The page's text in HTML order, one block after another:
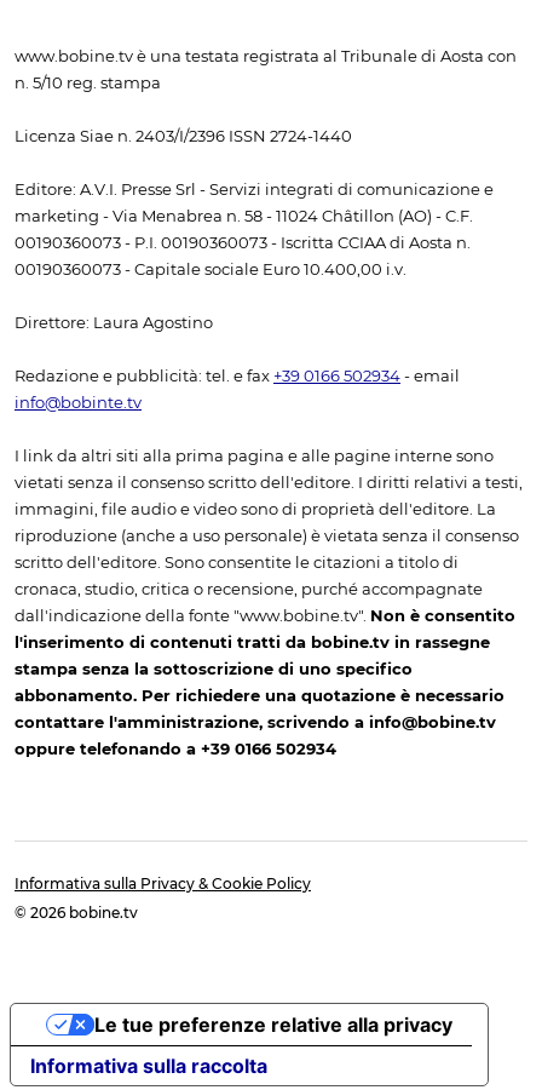
www.bobine.tv è una testata registrata al Tribunale di Aosta con
n. 5/10 reg. stampa
Licenza Siae n. 2403/I/2396 ISSN 2724-1440
Editore: A.V.I. Presse Srl - Servizi integrati di comunicazione e
marketing - Via Menabrea n. 58 - 11024 Châtillon (AO) - C.F.
00190360073 - P.I. 00190360073 - Iscritta CCIAA di Aosta n.
00190360073 - Capitale sociale Euro 10.400,00 i.v.
Direttore: Laura Agostino
Redazione e pubblicità: tel. e fax +39 0166 502934 - email
info@bobinte.tv
I link da altri siti alla prima pagina e alle pagine interne sono
vietati senza il consenso scritto dell'editore. I diritti relativi a testi,
immagini, file audio e video sono di proprietà dell'editore. La
riproduzione (anche a uso personale) è vietata senza il consenso
scritto dell'editore. Sono consentite le citazioni a titolo di
cronaca, studio, critica o recensione, purché accompagnate
dall'indicazione della fonte "www.bobine.tv". Non è consentito
l'inserimento di contenuti tratti da bobine.tv in rassegne
stampa senza la sottoscrizione di uno specifico
abbonamento. Per richiedere una quotazione è necessario
contattare l'amministrazione, scrivendo a info@bobine.tv
oppure telefonando a +39 0166 502934
Informativa sulla Privacy & Cookie Policy
© 2026 bobine.tv
Informativa sulla raccolta
Le tue preferenze relative alla privacy